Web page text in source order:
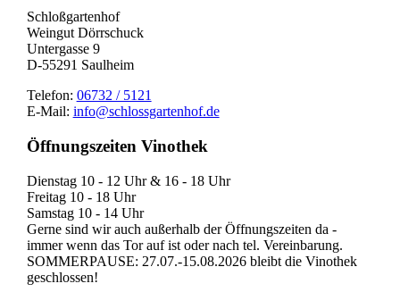
Schloßgartenhof
Weingut Dörrschuck
Untergasse 9
D-55291 Saulheim
Telefon: 06732 / 5121
E-Mail: info@schlossgartenhof.de
Öffnungszeiten Vinothek
Dienstag 10 - 12 Uhr & 16 - 18 Uhr
Freitag 10 - 18 Uhr
Samstag 10 - 14 Uhr
Gerne sind wir auch außerhalb der Öffnungszeiten da -
immer wenn das Tor auf ist oder nach tel. Vereinbarung.
SOMMERPAUSE: 27.07.-15.08.2026 bleibt die Vinothek
geschlossen!